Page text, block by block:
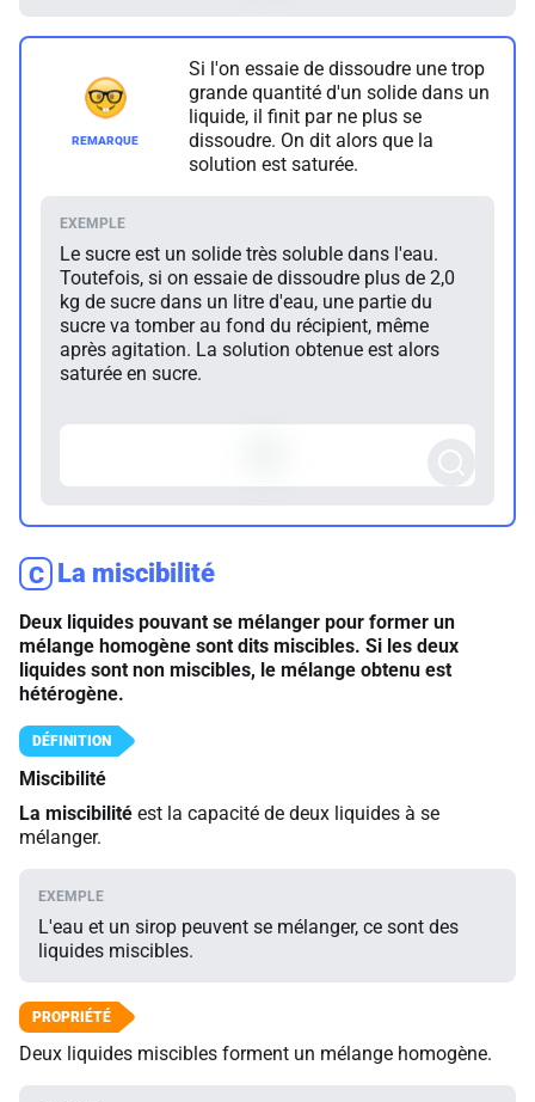
Si l'on essaie de dissoudre une trop
grande quantité d'un solide dans un
liquide, il finit par ne plus se
dissoudre. On dit alors que la
solution est saturée.
Le sucre est un solide très soluble dans l'eau.
Toutefois, si on essaie de dissoudre plus de 2,0
kg de sucre dans un litre d'eau, une partie du
sucre va tomber au fond du récipient, même
après agitation. La solution obtenue est alors
saturée en sucre.
C La miscibilité
Deux liquides pouvant se mélanger pour former un
mélange homogène sont dits miscibles. Si les deux
liquides sont non miscibles, le mélange obtenu est
hétérogène.
Miscibilité
La miscibilité est la capacité de deux liquides à se
mélanger.
L'eau et un sirop peuvent se mélanger, ce sont des
liquides miscibles.
Deux liquides miscibles forment un mélange homogène.